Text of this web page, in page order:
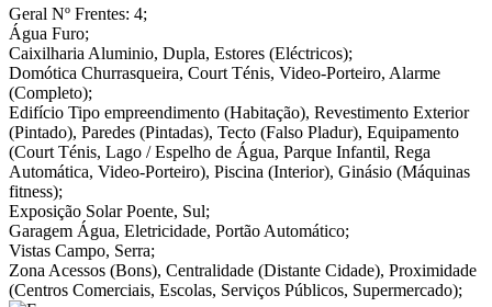
Geral Nº Frentes: 4;
Água Furo;
Caixilharia Aluminio, Dupla, Estores (Eléctricos);
Domótica Churrasqueira, Court Ténis, Video-Porteiro, Alarme
(Completo);
Edifício Tipo empreendimento (Habitação), Revestimento Exterior
(Pintado), Paredes (Pintadas), Tecto (Falso Pladur), Equipamento
(Court Ténis, Lago / Espelho de Água, Parque Infantil, Rega
Automática, Video-Porteiro), Piscina (Interior), Ginásio (Máquinas
fitness);
Exposição Solar Poente, Sul;
Garagem Água, Eletricidade, Portão Automático;
Vistas Campo, Serra;
Zona Acessos (Bons), Centralidade (Distante Cidade), Proximidade
(Centros Comerciais, Escolas, Serviços Públicos, Supermercado);